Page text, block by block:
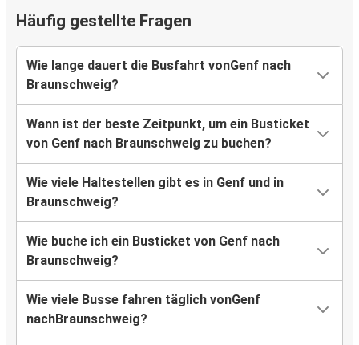
Häufig gestellte Fragen
Wie lange dauert die Busfahrt vonGenf nach
Braunschweig?
Wann ist der beste Zeitpunkt, um ein Busticket
von Genf nach Braunschweig zu buchen?
Wie viele Haltestellen gibt es in Genf und in
Braunschweig?
Wie buche ich ein Busticket von Genf nach
Braunschweig?
Wie viele Busse fahren täglich vonGenf
nachBraunschweig?